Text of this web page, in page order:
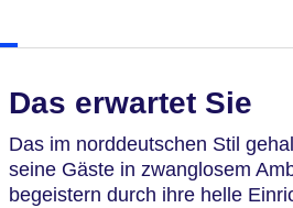
Das erwartet Sie
Das im norddeutschen Stil
seine Gäste in zwanglosem
begeistern durch ihre helle